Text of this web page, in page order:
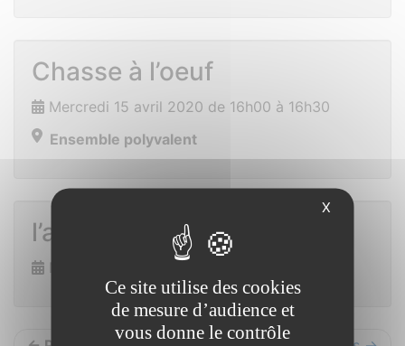
Chasse à l’oeuf
Mercredi 15 avril 2020 de 16h00 à 16h30
Ensemble polyvalent
l’armoire à jeux
Mercredi 22 avril 2020 de 10h00 à 16h00
X
Ce site utilise des cookies
de mesure d’audience et
vous donne le contrôle